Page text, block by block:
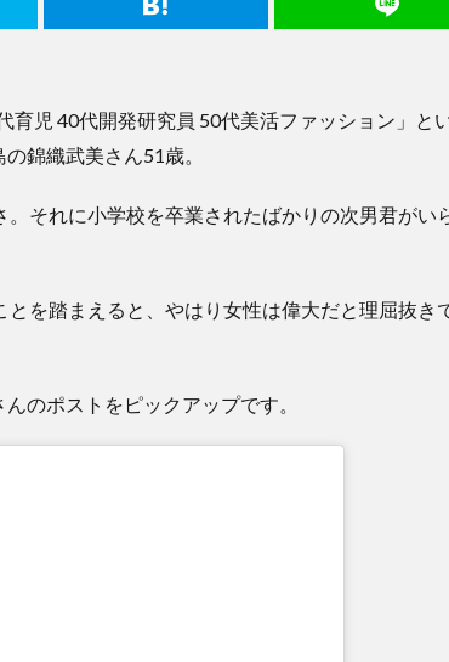
児 40代開発研究員 50代美活ファッション」と
錦織武美さん51歳。
それに小学校を卒業されたばかりの次男君がい
を踏まえると、やはり女性は偉大だと理屈抜き
のポストをピックアップです。